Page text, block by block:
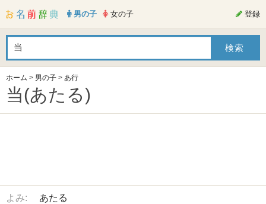
男の子 女の子 登録
ホーム > 男の子 > あ行
当(あたる)
よみ:
あたる